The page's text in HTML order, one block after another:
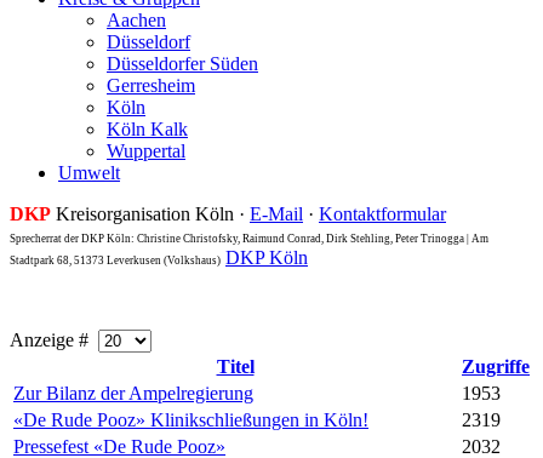
Aachen
Düsseldorf
Düsseldorfer Süden
Gerresheim
Köln
Köln Kalk
Wuppertal
Umwelt
DKP Kreisorganisation Köln · E-Mail · Kontaktformular
Sprecherrat der DKP Köln: Christine Christofsky, Raimund Conrad, Dirk Stehling, Peter Trinogga | Am
Stadtpark 68, 51373 Leverkusen (Volkshaus) DKP Köln
Anzeige #
Titel
Zugriffe
Zur Bilanz der Ampelregierung
1953
«De Rude Pooz» Klinikschließungen in Köln!
2319
Pressefest «De Rude Pooz»
2032